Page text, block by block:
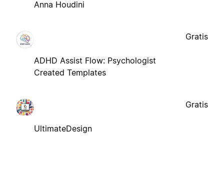
Anna Houdini
ADHD Assist Flow: Psychologist
Created Templates
Gratis
UltimateDesign
Gratis